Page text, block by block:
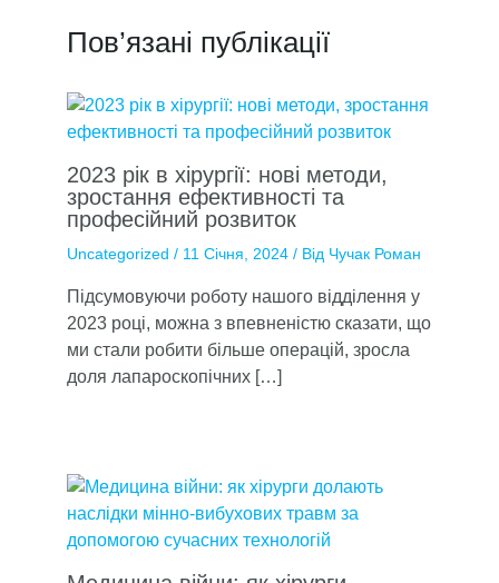
Пов’язані публікації
2023 рік в хірургії: нові методи,
зростання ефективності та
професійний розвиток
Uncategorized / 11 Січня, 2024 / Від Чучак Роман
Підсумовуючи роботу нашого відділення у
2023 році, можна з впевненістю сказати, що
ми стали робити більше операцій, зросла
доля лапароскопічних […]